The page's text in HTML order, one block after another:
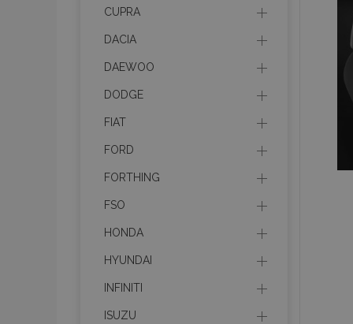
CUPRA
DACIA
DAEWOO
DODGE
FIAT
FORD
FORTHING
FSO
HONDA
HYUNDAI
INFINITI
ISUZU
mage-cache-